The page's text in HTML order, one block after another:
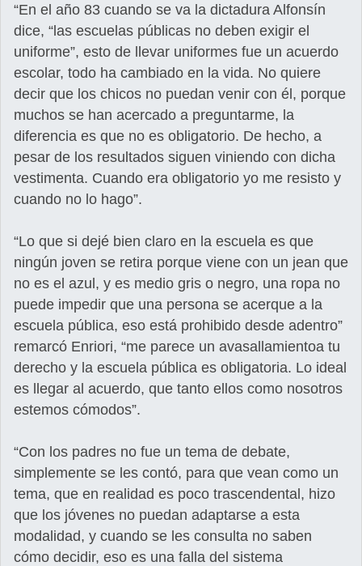
“En el año 83 cuando se va la dictadura Alfonsín
dice, “las escuelas públicas no deben exigir el
uniforme”, esto de llevar uniformes fue un acuerdo
escolar, todo ha cambiado en la vida. No quiere
decir que los chicos no puedan venir con él, porque
muchos se han acercado a preguntarme, la
diferencia es que no es obligatorio. De hecho, a
pesar de los resultados siguen viniendo con dicha
vestimenta. Cuando era obligatorio yo me resisto y
cuando no lo hago”.
“Lo que si dejé bien claro en la escuela es que
ningún joven se retira porque viene con un jean que
no es el azul, y es medio gris o negro, una ropa no
puede impedir que una persona se acerque a la
escuela pública, eso está prohibido desde adentro”
remarcó Enriori, “me parece un avasallamientoa tu
derecho y la escuela pública es obligatoria. Lo ideal
es llegar al acuerdo, que tanto ellos como nosotros
estemos cómodos”.
“Con los padres no fue un tema de debate,
simplemente se les contó, para que vean como un
tema, que en realidad es poco trascendental, hizo
que los jóvenes no puedan adaptarse a esta
modalidad, y cuando se les consulta no saben
cómo decidir, eso es una falla del sistema